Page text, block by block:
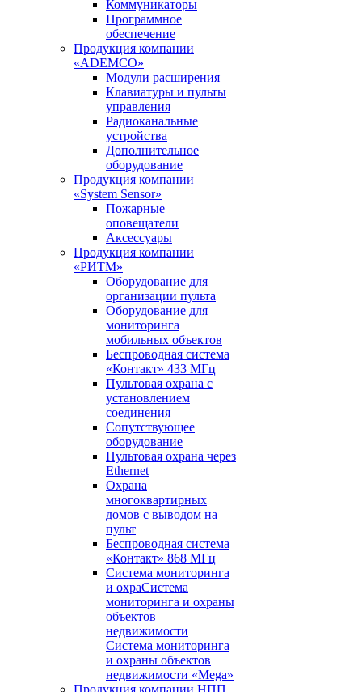
Коммуникаторы
Программное
обеспечение
Продукция компании
«ADEMCO»
Модули расширения
Клавиатуры и пульты
управления
Радиоканальные
устройства
Дополнительное
оборудование
Продукция компании
«System Sensor»
Пожарные
оповещатели
Аксессуары
Продукция компании
«РИТМ»
Оборудование для
организации пульта
Оборудование для
мониторинга
мобильных объектов
Беспроводная система
«Контакт» 433 МГц
Пультовая охрана с
установлением
соединения
Сопутствующее
оборудование
Пультовая охрана через
Ethernet
Охрана
многоквартирных
домов с выводом на
пульт
Беспроводная система
«Контакт» 868 МГц
Система мониторинга
и охраСистема
мониторинга и охраны
объектов
недвижимости
Система мониторинга
и охраны объектов
недвижимости «Mega»
Продукция компании НПП